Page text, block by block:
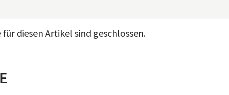
diesen Artikel sind geschlossen.